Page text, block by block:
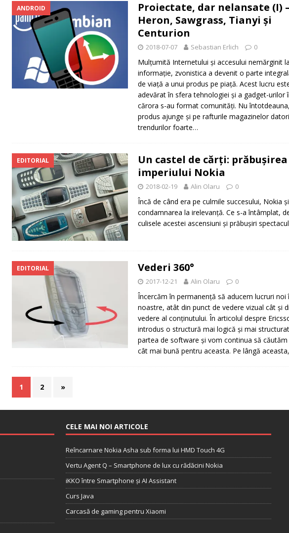
ANDROID
Proiectate, dar nelansate (I) –
Heron, Sawgrass, Tianyi şi
Centurion
2018-07-07 Sebastian Erlich 0
Mulţumită Internetului şi accesului nemărginit la
informaţie, zvonistica a devenit o parte
de viaţă a unui produs pe piaţă. Acest lucru
adevărat în sfera tehnologiei şi a gadget-urilor
cărora s-au format comunităţi. Nu
produs ajunge şi pe rafturile magazinelor
trendurilor foarte…
EDITORIAL
Un castel de cărţi: prăbuşirea
imperiului Nokia
2018-02-19 Alin Olaru 0
Încă de când era pe culmile succesului, Nokia
condamnarea la irelevanţă. Ce s-a întâmplat,
culisele acestei ascensiuni şi prăbuşiri
EDITORIAL Vederi 360°
2017-12-21 Alin Olaru 0
Încercăm în permanenţă să aducem lucruri noi
noastre, atât din punct de vedere vizual cât şi
vedere al conţinutului. În articolul despre
introdus o structură mai logică şi mai
partea de software şi vom continua să
cât mai bună pentru aceasta. Pe lângă
1 2 »
CELE MAI NOI ARTICOLE
Reîncarnare Nokia Asha sub forma lui HMD Touch 4G
Vertu Agent Q – Smartphone de lux cu rădăcini Nokia
iKKO între Smartphone și AI Assistant
Curs Java
Carcasă de gaming pentru Xiaomi